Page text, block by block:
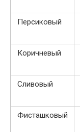
Персиковый
Коричневый
Сливовый
Фисташковый